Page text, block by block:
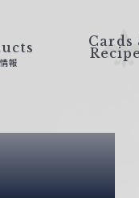
報
Cards